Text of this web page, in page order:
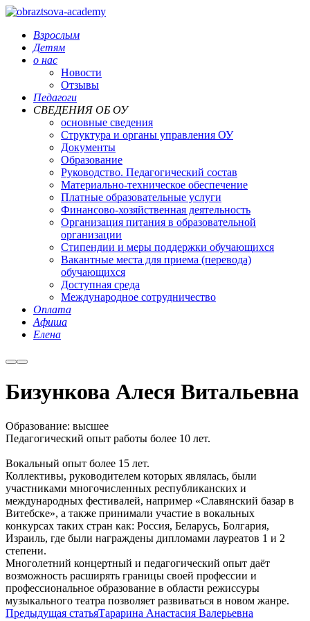
Взрослым
Детям
о нас
Новости
Отзывы
Педагоги
СВЕДЕНИЯ ОБ ОУ
основные сведения
Структура и органы управления ОУ
Документы
Образование
Руководство. Педагогический состав
Материально-техническое обеспечение
Платные образовательные услуги
Финансово-хозяйственная деятельность
Организация питания в образовательной
организации
Стипендии и меры поддержки обучающихся
Вакантные места для приема (перевода)
обучающихся
Доступная среда
Международное сотрудничество
Оплата
Афиша
Елена
Бизункова Алеся Витальевна
Образование: высшее
Педагогический опыт работы более 10 лет.
Вокальный опыт более 15 лет.
Коллективы, руководителем которых являлась, были
участниками многочисленных республиканских и
международных фестивалей, например «Славянский базар в
Витебске», а также принимали участие в вокальных
конкурсах таких стран как: Россия, Беларусь, Болгария,
Израиль, где были награждены дипломами лауреатов 1 и 2
степени.
Многолетний концертный и педагогический опыт даёт
возможность расширять границы своей профессии и
профессиональное образование в области режиссуры
музыкального театра позволяет развиваться в новом жанре.
Предыдущая статьяТарарина Анастасия Валерьевна